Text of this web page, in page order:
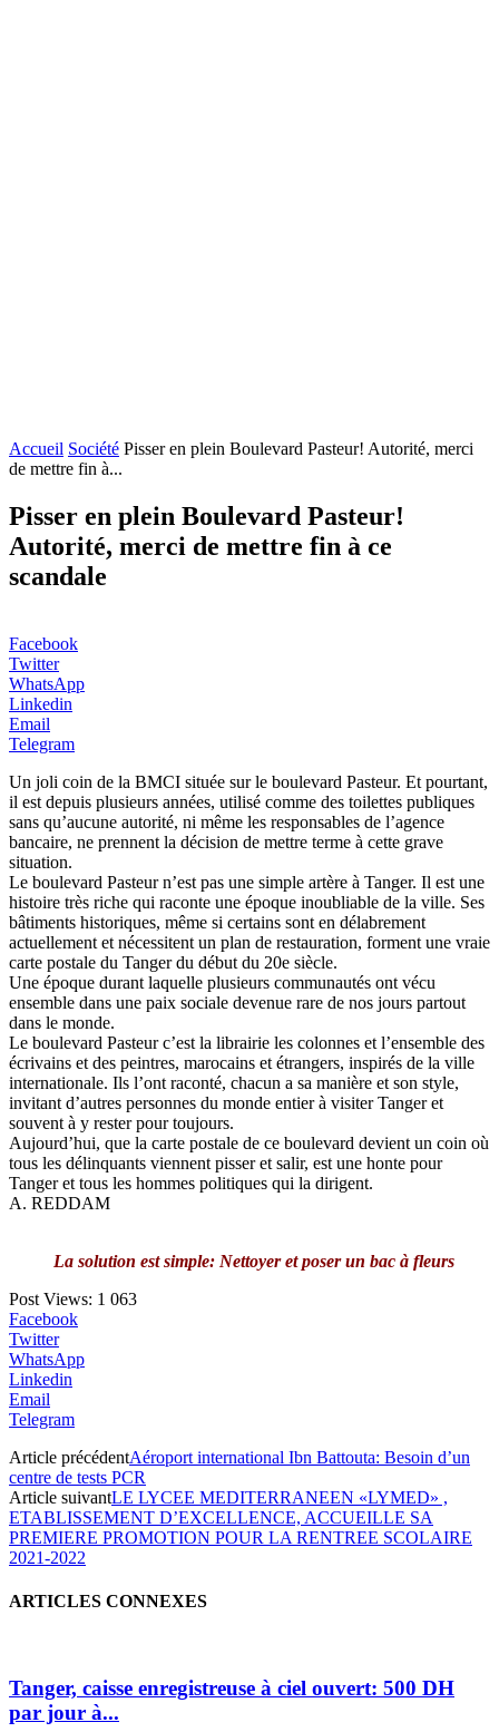
Accueil Société Pisser en plein Boulevard Pasteur! Autorité, merci
de mettre fin à...
Pisser en plein Boulevard Pasteur!
Autorité, merci de mettre fin à ce
scandale
Facebook
Twitter
WhatsApp
Linkedin
Email
Telegram
Un joli coin de la BMCI située sur le boulevard Pasteur. Et pourtant,
il est depuis plusieurs années, utilisé comme des toilettes publiques
sans qu’aucune autorité, ni même les responsables de l’agence
bancaire, ne prennent la décision de mettre terme à cette grave
situation.
Le boulevard Pasteur n’est pas une simple artère à Tanger. Il est une
histoire très riche qui raconte une époque inoubliable de la ville. Ses
bâtiments historiques, même si certains sont en délabrement
actuellement et nécessitent un plan de restauration, forment une vraie
carte postale du Tanger du début du 20e siècle.
Une époque durant laquelle plusieurs communautés ont vécu
ensemble dans une paix sociale devenue rare de nos jours partout
dans le monde.
Le boulevard Pasteur c’est la librairie les colonnes et l’ensemble des
écrivains et des peintres, marocains et étrangers, inspirés de la ville
internationale. Ils l’ont raconté, chacun a sa manière et son style,
invitant d’autres personnes du monde entier à visiter Tanger et
souvent à y rester pour toujours.
Aujourd’hui, que la carte postale de ce boulevard devient un coin où
tous les délinquants viennent pisser et salir, est une honte pour
Tanger et tous les hommes politiques qui la dirigent.
A. REDDAM
La solution est simple: Nettoyer et poser un bac à fleurs
Post Views: 1 063
Facebook
Twitter
WhatsApp
Linkedin
Email
Telegram
Article précédentAéroport international Ibn Battouta: Besoin d’un
centre de tests PCR
Article suivantLE LYCEE MEDITERRANEEN «LYMED» ,
ETABLISSEMENT D’EXCELLENCE, ACCUEILLE SA
PREMIERE PROMOTION POUR LA RENTREE SCOLAIRE
2021-2022
ARTICLES CONNEXES
Tanger, caisse enregistreuse à ciel ouvert: 500 DH
par jour à...